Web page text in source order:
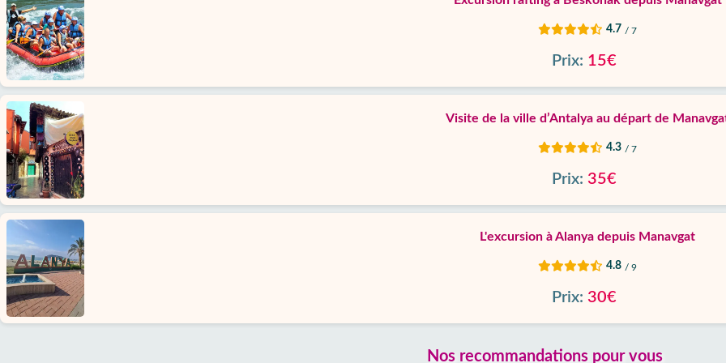
4.7 / 7
Prix: 15€
Visite de la ville d’Antalya au départ de
4.3 / 7
Prix: 35€
L'excursion à Alanya depuis Manavgat
4.8 / 9
Prix: 30€
Nos recommandations pour vous